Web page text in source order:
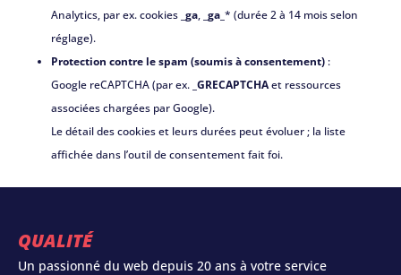
Analytics, par ex. cookies _ga, _ga_ * (durée 2 à 14 mois selon
réglage).
Protection contre le spam (soumis à consentement):
Google reCAPTCHA (par ex. _GRECAPTCHAet ressources
associées chargées par Google).
Le détail des cookies et leurs durées peut évoluer ; la liste
affichée dans l’outil de consentement fait foi.
QUALITÉ
Un passionné du web depuis 20 ans à votre service